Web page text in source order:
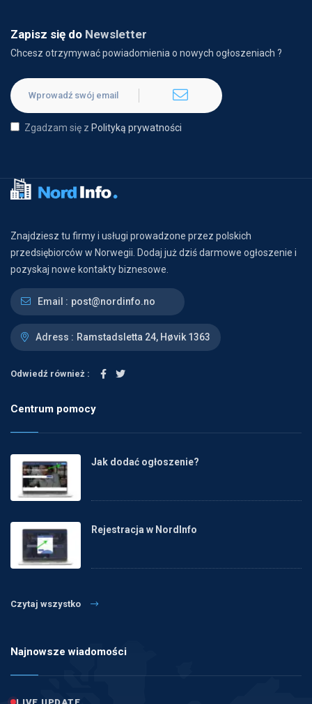
Zapisz się do Newsletter
Chcesz otrzymywać powiadomienia o nowych ogłoszeniach ?
Zgadzam się z Polityką prywatności
Znajdziesz tu firmy i usługi prowadzone przez polskich
przedsiębiorców w Norwegii. Dodaj już dziś darmowe ogłoszenie i
pozyskaj nowe kontakty biznesowe.
Email : post@nordinfo.no
Adress : Ramstadsletta 24, Høvik 1363
Odwiedź również :
Centrum pomocy
Jak dodać ogłoszenie?
Rejestracja w NordInfo
Czytaj wszystko
Najnowsze wiadomości